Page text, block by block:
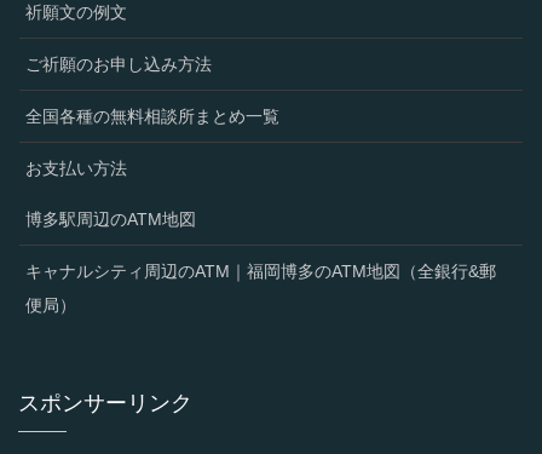
祈願文の例文
ご祈願のお申し込み方法
全国各種の無料相談所まとめ一覧
お支払い方法
博多駅周辺のATM地図
キャナルシティ周辺のATM｜福岡博多のATM地図（全銀行&郵
便局）
スポンサーリンク